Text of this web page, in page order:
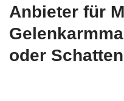
Anbieter für
oder